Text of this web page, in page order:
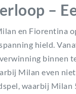
–
en Fiorentina
hield.
binnen
Milan even
waarbij Milan